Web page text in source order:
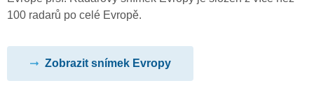
100 radarů po celé Evropě.
Zobrazit snímek Evropy